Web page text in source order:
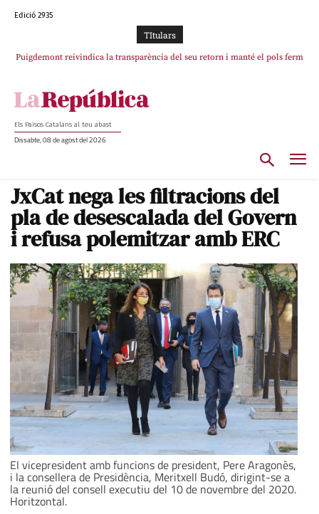
Edició 2935
TItulars
Puigdemont reivindica la transparència del seu retorn i manté el pols ferm
Portugal acusa Espanya de provocar un “efecte crida” massiu per la seva
Els Països Catalans al teu abast
Dissabte, 08 de agost del 2026
JxCat nega les filtracions del
pla de desescalada del Govern
i refusa polemitzar amb ERC
El vicepresident amb funcions de president, Pere Aragonès,
i la consellera de Presidència, Meritxell Budó, dirigint-se a
la reunió del consell executiu del 10 de novembre del 2020.
Horitzontal.